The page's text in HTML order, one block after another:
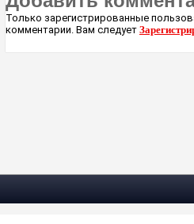
Только зарегистрированные
комментарии. Вам следует